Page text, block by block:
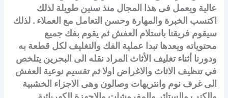
عالية ويعمل فى هذا المجال منذ سنين طويلة لذلك
اكتسب الخبرة والمهارة وحسن التعامل مع العملاء . لذلك
سيقوم فريقنا باستلام العفش ثم يقوم بفك جميع
محتوياته ويعدها تبدا عملية الفك والتغليف لكل قطعة به
ودورنا أثناء تغليف الأثاث المراد نقله الى البحرين يتلخص
في تنظيف الاثاث والاغراض اولا ثم تقسيم نوعية العفش
الى غرف نوم وانتريهات وصالون وهى الاجزاء الخشبية